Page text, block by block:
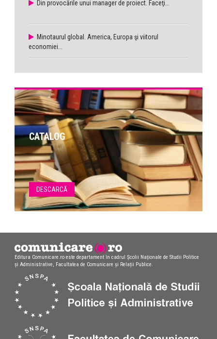
Din provocările unui manager de proiect. Faceţi...
Minotaurul global. America, Europa şi viitorul
economiei...
CATALOG
DESCARCĂ
Editura Comunicare.ro este departament în cadrul Școlii Naționale de Studii Politice
și Administrative, Facultatea de Comunicare și Relații Publice.